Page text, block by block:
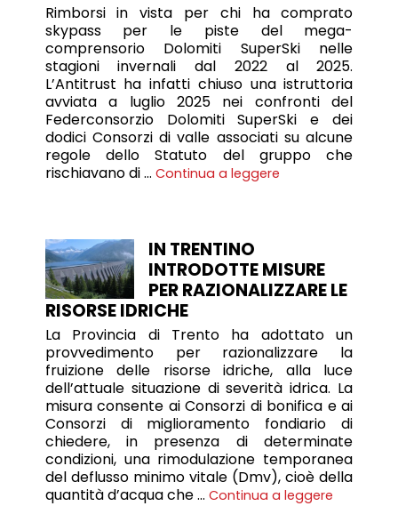
Rimborsi in vista per chi ha comprato
skypass per le piste del mega-
comprensorio Dolomiti SuperSki nelle
stagioni invernali dal 2022 al 2025.
L’Antitrust ha infatti chiuso una istruttoria
avviata a luglio 2025 nei confronti del
Federconsorzio Dolomiti SuperSki e dei
dodici Consorzi di valle associati su alcune
regole dello Statuto del gruppo che
rischiavano di … Continua a leggere
IN TRENTINO
INTRODOTTE MISURE
PER RAZIONALIZZARE LE
RISORSE IDRICHE
La Provincia di Trento ha adottato un
provvedimento per razionalizzare la
fruizione delle risorse idriche, alla luce
dell’attuale situazione di severità idrica. La
misura consente ai Consorzi di bonifica e ai
Consorzi di miglioramento fondiario di
chiedere, in presenza di determinate
condizioni, una rimodulazione temporanea
del deflusso minimo vitale (Dmv), cioè della
quantità d’acqua che … Continua a leggere